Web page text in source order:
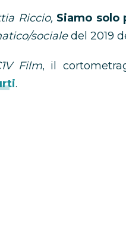
Riccio, Siamo solo
socialedel 2019
Film, il
.